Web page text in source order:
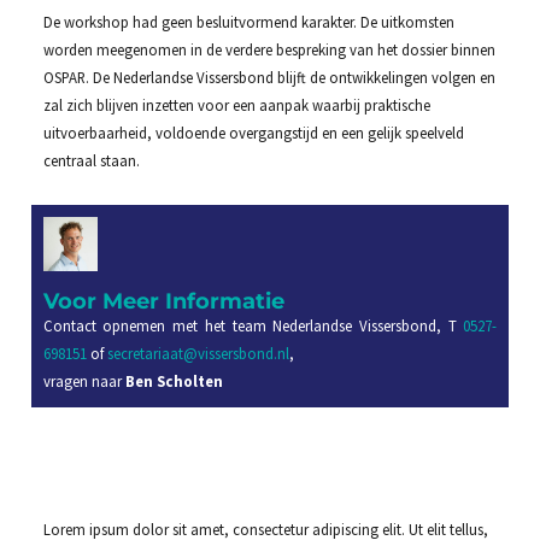
De workshop had geen besluitvormend karakter. De uitkomsten
worden meegenomen in de verdere bespreking van het dossier binnen
OSPAR. De Nederlandse Vissersbond blijft de ontwikkelingen volgen en
zal zich blijven inzetten voor een aanpak waarbij praktische
uitvoerbaarheid, voldoende overgangstijd en een gelijk speelveld
centraal staan.
Voor Meer Informatie
Contact opnemen met het team Nederlandse Vissersbond, T 0527-
698151 ofsecretariaat@vissersbond.nl,
vragen naarBen Scholten
Lorem ipsum dolor sit amet, consectetur adipiscing elit. Ut elit tellus,